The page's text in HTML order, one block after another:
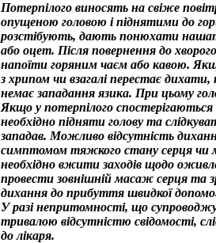
Потерпілого виносять на свіже
опущеною головою і піднятими до
розстібують, дають понюхати
або оцет. Після повернення до хворого
напоїти горяним чаєм або кавою.
з хрипом чи взагалі перестає дихати,
немає западання язика. При цьому
Якщо у потерпілого спостерігаються
необхідно підняти голову та
западав. Можливо відсутність
симптомом тяжкого стану серця чи
необхідно вжити заходів щодо
провести зовнішній масаж серця та
дихання до прибуття швидкої
У разі непритомності, що
тривалою відсутністю свідомості,
до лікаря.